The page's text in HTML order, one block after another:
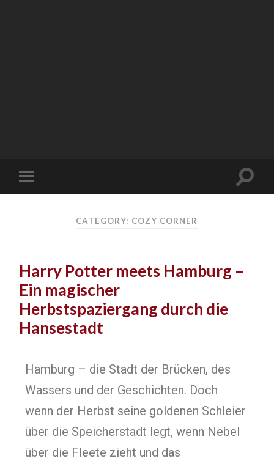
CATEGORY: COZY CORNER
Harry Potter meets Hamburg –
Ein magischer
Herbstspaziergang durch die
Hansestadt​
Hamburg – die Stadt der Brücken, des
Wassers und der Geschichten. Doch
wenn der Herbst seine goldenen Schleier
über die Speicherstadt legt, wenn Nebel
über die Fleete zieht und das